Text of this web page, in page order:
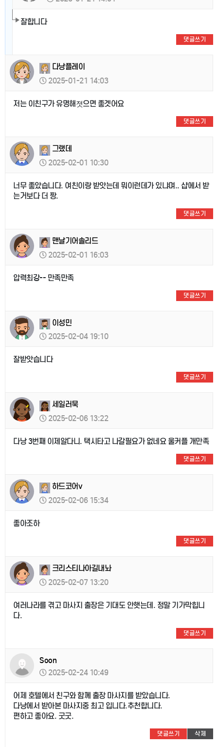
잘합니다
댓글쓰기
다낭플레이
2025-01-21 14:03
저는 이친구가 유명해졋으면 좋겟어요
댓글쓰기
그랬데
2025-02-01 10:30
너무 좋았습니다. 여친이랑 받앗는데 뭐이런데가 있냐며.. 샵에서 받
는거보다 더 짱.
댓글쓰기
맨날기어솔리드
2025-02-01 16:03
압력최강-- 만족만족
댓글쓰기
이성민
2025-02-04 19:10
잘받앗습니다
댓글쓰기
세일러묵
2025-02-06 13:22
다낭 3번째 이제알다니. 택시타고 나갈필요가 없네요 울커플 개만족
댓글쓰기
하드코어v
2025-02-06 15:34
좋아조하
댓글쓰기
크리스티나아길내놔
2025-02-07 13:20
여러나라를 겪고 마사지 출장은 기대도 안햇는데. 정말 기가막힙니
다.
댓글쓰기
Soon
2025-02-24 10:49
어제 호텔에서 친구와 함께 출장 마사지를 받았습니다.
다낭에서 받아본 마사지중 최고 입니다.추천합니다.
편하고 좋아요. 굿굿.
댓글쓰기 삭제